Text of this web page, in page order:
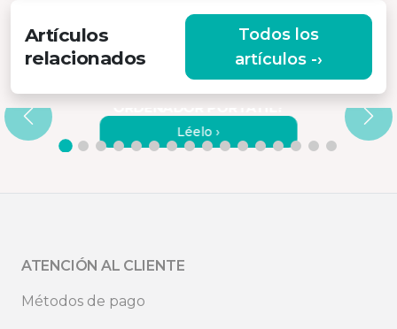
Artículos
relacionados
Todos los
artículos -›
¿CÓMO CONECTAR LOS
MONITORES MISURA A UN
ORDENADOR PORTÁTIL?
Léelo ›
ATENCIÓN AL CLIENTE
Métodos de pago